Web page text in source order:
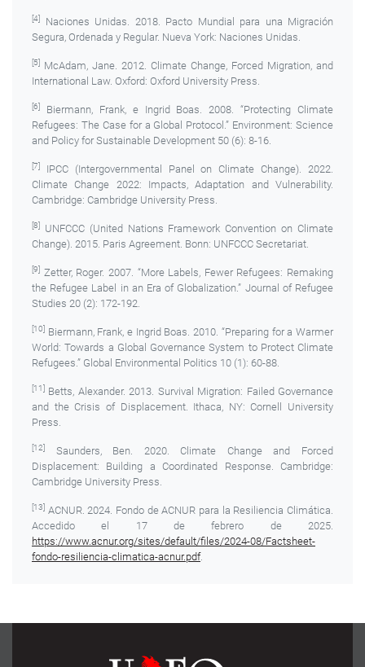
[4]
Naciones Unidas. 2018. Pacto Mundial para una Migración
Segura, Ordenada y Regular. Nueva York: Naciones Unidas.
[5]
McAdam, Jane. 2012. Climate Change, Forced Migration, and
International Law. Oxford: Oxford University Press.
[6]
Biermann, Frank, e Ingrid Boas. 2008. “Protecting Climate
Refugees: The Case for a Global Protocol.” Environment: Science
and Policy for Sustainable Development 50 (6): 8-16.
[7]
IPCC (Intergovernmental Panel on Climate Change). 2022.
Climate Change 2022: Impacts, Adaptation and Vulnerability.
Cambridge: Cambridge University Press.
[8]
UNFCCC (United Nations Framework Convention on Climate
Change). 2015. Paris Agreement. Bonn: UNFCCC Secretariat.
[9] Zetter, Roger. 2007. “More Labels, Fewer Refugees: Remaking
the Refugee Label in an Era of Globalization.” Journal of Refugee
Studies 20 (2): 172-192.
[10] Biermann, Frank, e Ingrid Boas. 2010. “Preparing for a Warmer
World: Towards a Global Governance System to Protect Climate
Refugees.” Global Environmental Politics 10 (1): 60-88.
[11] Betts, Alexander. 2013. Survival Migration: Failed Governance
and the Crisis of Displacement. Ithaca, NY: Cornell University
Press.
[12]
Saunders, Ben. 2020. Climate Change and Forced
Displacement: Building a Coordinated Response. Cambridge:
Cambridge University Press.
[13] ACNUR. 2024. Fondo de ACNUR para la Resiliencia Climática.
Accedido el 17 de febrero de 2025.
https://www.acnur.org/sites/default/files/2024-08/Factsheet-
fondo-resiliencia-climatica-acnur.pdf.